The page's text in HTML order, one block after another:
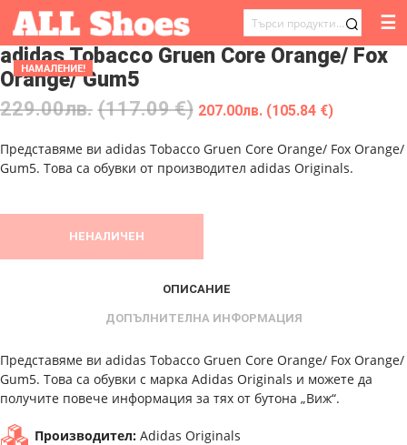
ТЪРСЕНЕ
ЗА:
☰
НАМАЛЕНИЕ!
adidas Tobacco Gruen Core Orange/ Fox
Orange/ Gum5
229.00лв. (117.09 €) 207.00лв. (105.84 €)
Представяме ви adidas Tobacco Gruen Core Orange/ Fox Orange/
Gum5. Това са обувки от производител adidas Originals.
НЕНАЛИЧЕН
ОПИСАНИЕ
ДОПЪЛНИТЕЛНА ИНФОРМАЦИЯ
Представяме ви adidas Tobacco Gruen Core Orange/ Fox Orange/
Gum5. Това са обувки с марка Adidas Originals и можете да
получите повече информация за тях от бутона „Виж“.
Производител: Adidas Originals